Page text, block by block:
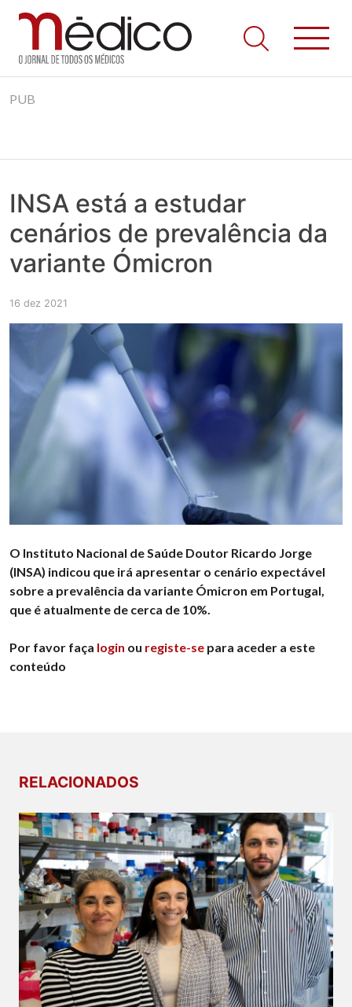
to
Jornal Médico
Médico – O Jornal de Todos os Médicos. Onde as notícias
realmente contam! Tudo o que se passa na Saúde!
PUB
INSA está a estudar
cenários de prevalência da
variante Ómicron
16 dez 2021
O Instituto Nacional de Saúde Doutor Ricardo Jorge
(INSA) indicou que irá apresentar o cenário expectável
sobre a prevalência da variante Ómicron em Portugal,
que é atualmente de cerca de 10%.
Por favor faça login ou registe-se para aceder a este
conteúdo
RELACIONADOS